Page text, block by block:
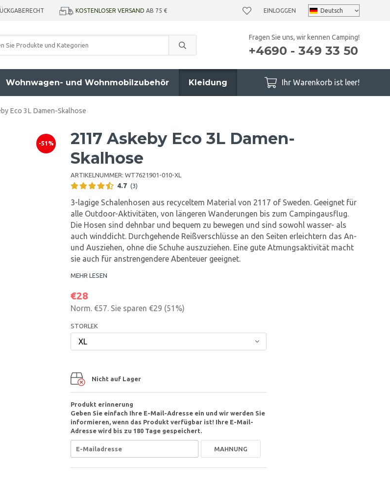
KOSTENLOSER VERSAND AB 75 € EINLOGGEN
Fragen Sie uns, wir kennen Camping!
+4690 - 349 33 50
Wohnwagen- und Wohnmobilzubehör Kleidung Ihr Warenkorb ist leer!
Eco 3L Damen-Skalhose
-51%
2117 Askeby Eco 3L Damen-
Skalhose
ARTIKELNUMMER: WT7621901-010-XL
4.7 (3)
3-lagige Schalenhosen aus recyceltem Material von 2117 of Sweden. Geeignet für
alle Outdoor-Aktivitäten, von längeren Wanderungen bis zum Campingausflug.
Die Hosen sind dehnbar und bequem zu bewegen und sind sowohl wasser- als
auch winddicht. Durchgehende Reißverschlüsse an den Seiten erleichtern das An-
und Ausziehen, ohne die Schuhe auszuziehen. Eine gute Atmungsaktivität macht
sie auch für anstrengendere Abenteuer geeignet.
MEHR LESEN
€28
Norm. €57. Sie sparen €29 (51 %)
STORLEK
Nicht auf Lager
Produkt erinnerung
Geben Sie einfach Ihre E-Mail-Adresse ein und wir werden Sie
informieren, wenn das Produkt verfügbar ist! Ihre E-Mail-
Adresse wird bis zu 180 Tage gespeichert.
MAHNUNG